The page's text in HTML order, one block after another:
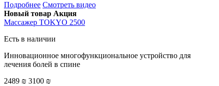
Подробнее Смотреть видео
Новый товар Акция
Массажер TOKYO 2500
Есть в наличии
Инновационное многофункциональное устройство для
лечения болей в спине
2489 ₪ 3100 ₪